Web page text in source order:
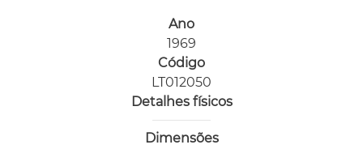
Ano
1969
Código
LT012050
Detalhes físicos
Dimensões